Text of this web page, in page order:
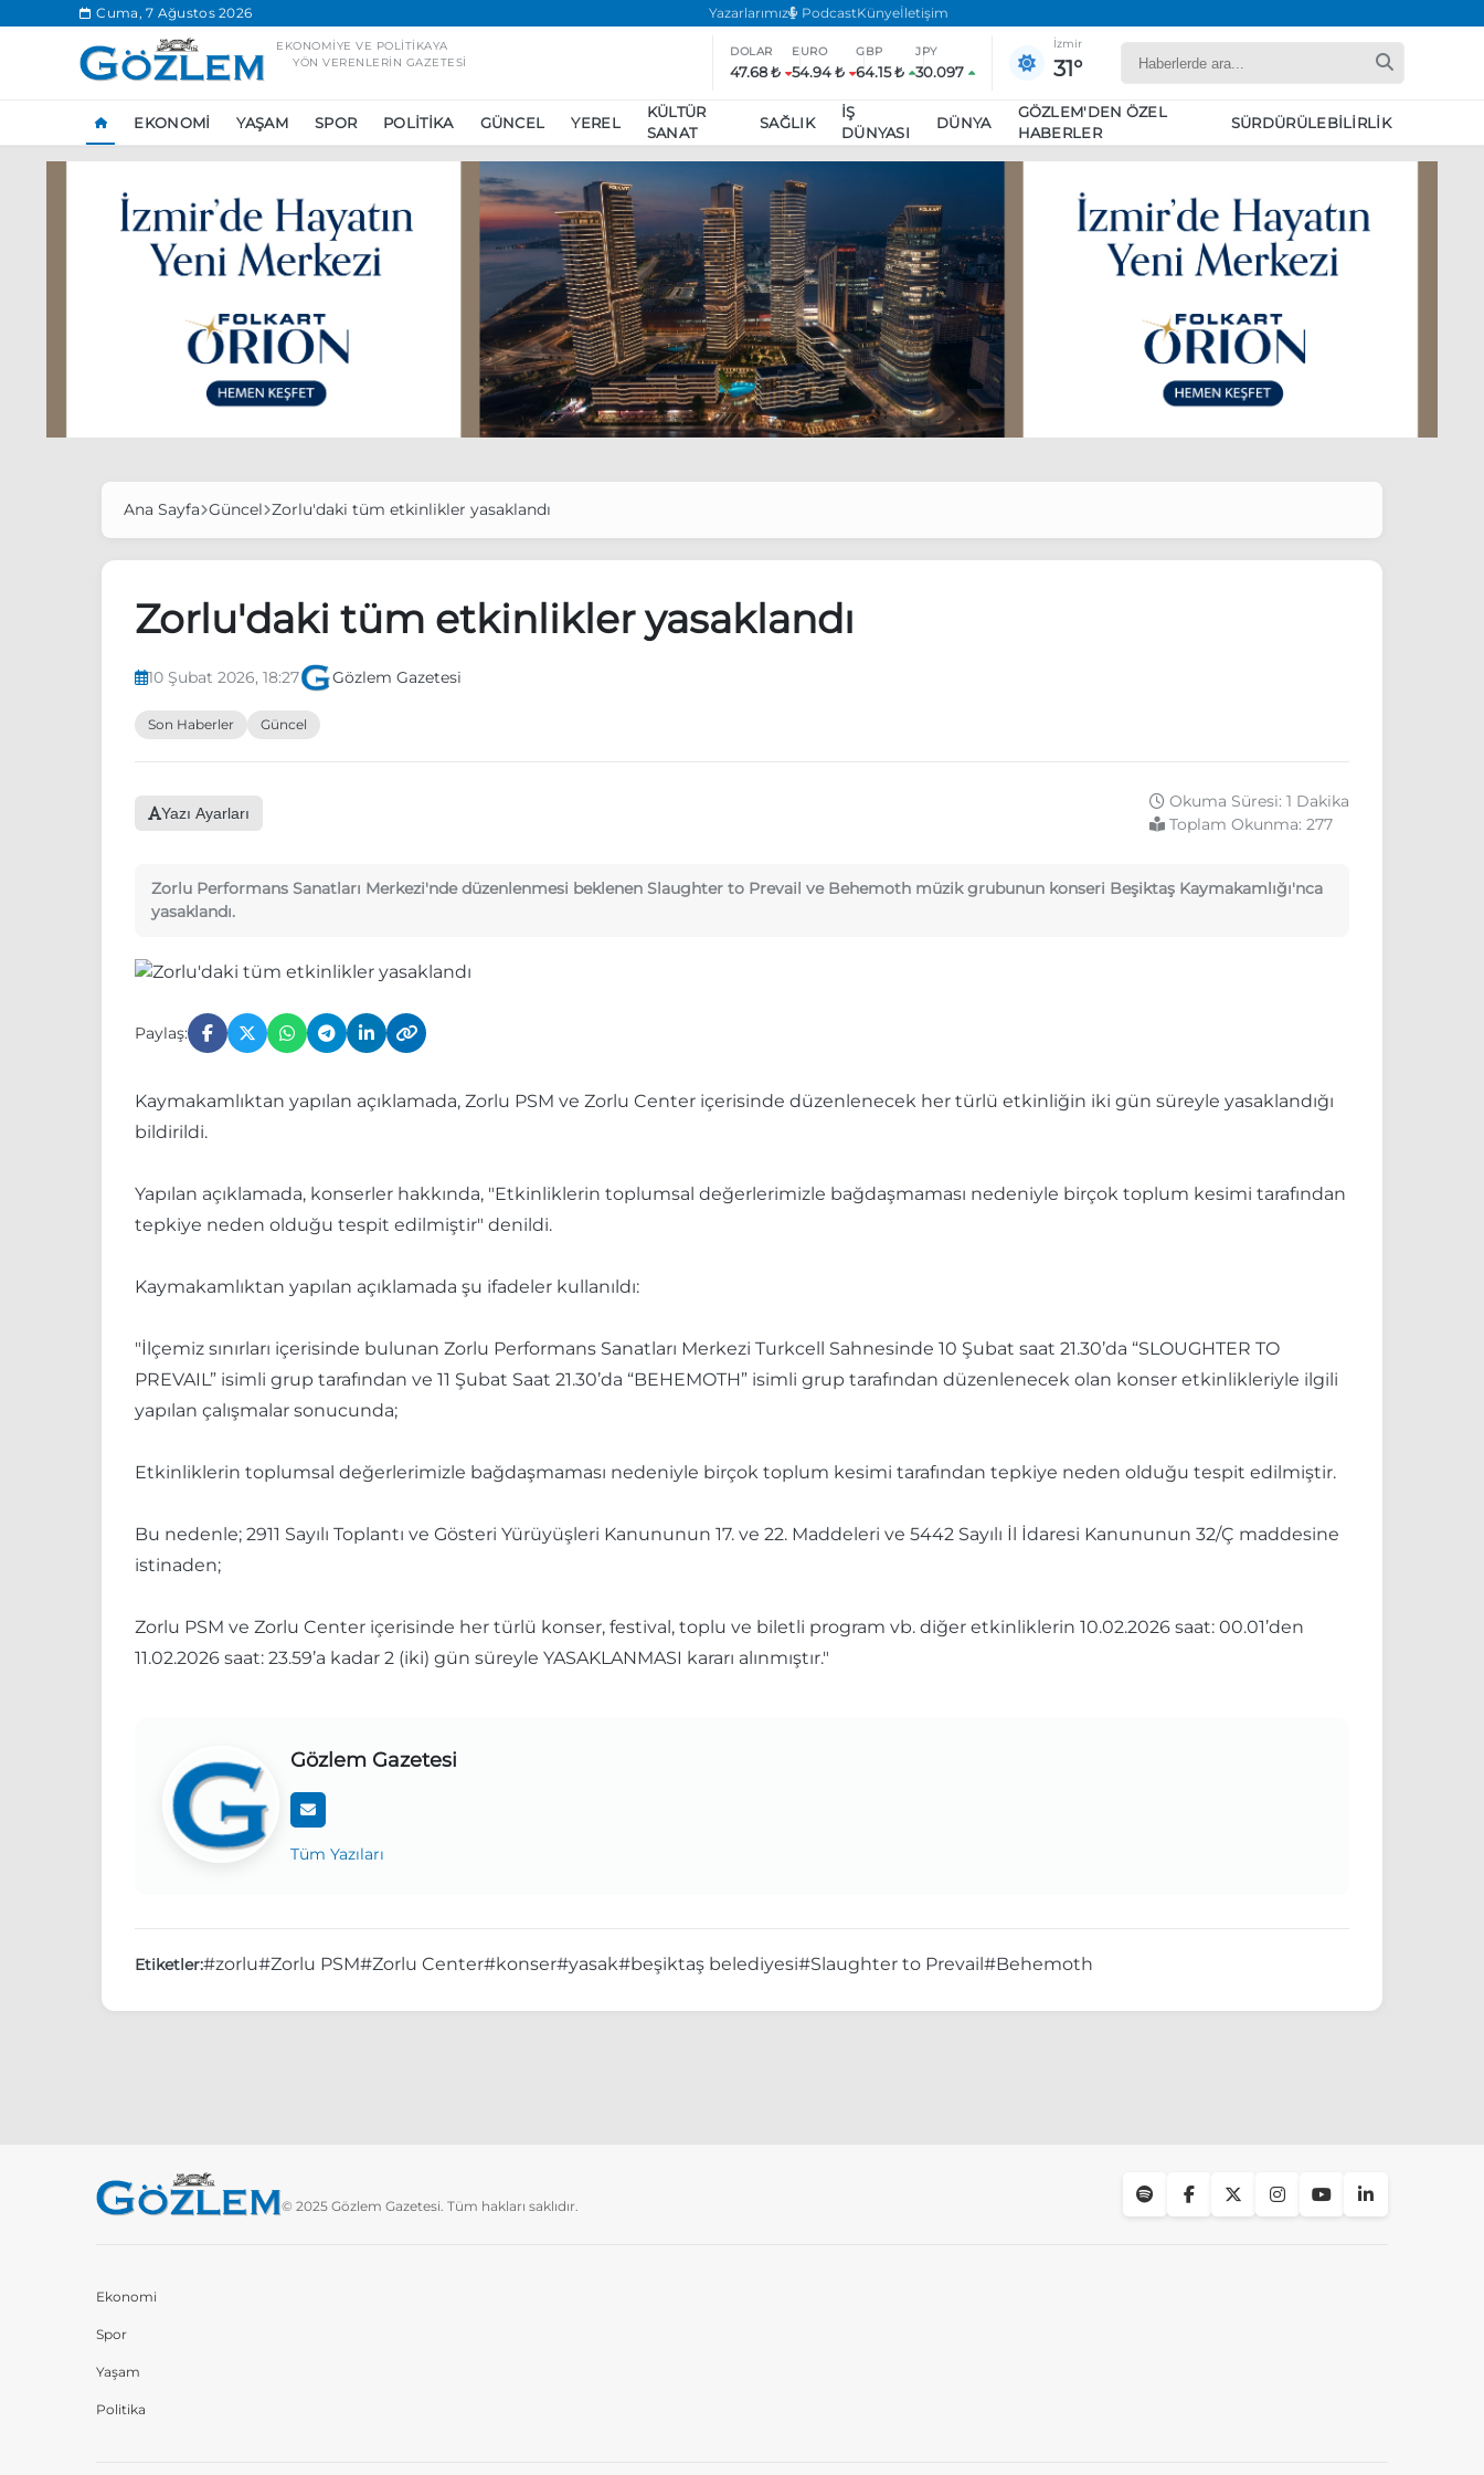
Cuma, 7 Ağustos 2026 Yazarlarımız PodcastKünyeİletişim
EKONOMIYE VE POLITIKAYA
YÖN VERENLERIN GAZETESI
DOLAR
47.68 ₺
EURO
54.94 ₺
GBP
64.15 ₺
JPY
30.097
İzmir
31°
EKONOMI YAŞAM SPOR POLITIKA GÜNCEL YEREL
KÜLTÜR
SANAT
SAĞLIK
İŞ
DÜNYASI
DÜNYA
GÖZLEM'DEN ÖZEL
HABERLER
SÜRDÜRÜLEBILIRLIK
Ankara’da eylem yasağı uzatıldı
Özgür Özel, Ekrem İmamoğlu’nu ziyaret edecek
Ünlü çift bir etkinliğe daha katılmama kararı aldı
Boykot
Ana Sayfa Güncel Zorlu'daki tüm etkinlikler yasaklandı
Zorlu'daki tüm etkinlikler yasaklandı
10 Şubat 2026, 18:27 Gözlem Gazetesi
Son Haberler Güncel
Yazı Ayarları
Okuma Süresi: 1 Dakika
Toplam Okunma: 277
Zorlu Performans Sanatları Merkezi'nde düzenlenmesi beklenen Slaughter to Prevail ve Behemoth müzik grubunun konseri Beşiktaş Kaymakamlığı'nca
yasaklandı.
Paylaş:
Kaymakamlıktan yapılan açıklamada, Zorlu PSM ve Zorlu Center içerisinde düzenlenecek her türlü etkinliğin iki gün süreyle yasaklandığı
bildirildi.
Yapılan açıklamada, konserler hakkında, "Etkinliklerin toplumsal değerlerimizle bağdaşmaması nedeniyle birçok toplum kesimi tarafından
tepkiye neden olduğu tespit edilmiştir" denildi.
Kaymakamlıktan yapılan açıklamada şu ifadeler kullanıldı:
"İlçemiz sınırları içerisinde bulunan Zorlu Performans Sanatları Merkezi Turkcell Sahnesinde 10 Şubat saat 21.30’da “SLOUGHTER TO
PREVAIL” isimli grup tarafından ve 11 Şubat Saat 21.30’da “BEHEMOTH” isimli grup tarafından düzenlenecek olan konser etkinlikleriyle ilgili
yapılan çalışmalar sonucunda;
Etkinliklerin toplumsal değerlerimizle bağdaşmaması nedeniyle birçok toplum kesimi tarafından tepkiye neden olduğu tespit edilmiştir.
Bu nedenle; 2911 Sayılı Toplantı ve Gösteri Yürüyüşleri Kanununun 17. ve 22. Maddeleri ve 5442 Sayılı İl İdaresi Kanununun 32/Ç maddesine
istinaden;
Zorlu PSM ve Zorlu Center içerisinde her türlü konser, festival, toplu ve biletli program vb. diğer etkinliklerin 10.02.2026 saat: 00.01’den
11.02.2026 saat: 23.59’a kadar 2 (iki) gün süreyle YASAKLANMASI kararı alınmıştır."
Gözlem Gazetesi
Tüm Yazıları
Etiketler:#zorlu#Zorlu PSM#Zorlu Center#konser#yasak#beşiktaş belediyesi#Slaughter to Prevail#Behemoth
© 2025 Gözlem Gazetesi. Tüm hakları saklıdır.
Ekonomi
Spor
Yaşam
Politika